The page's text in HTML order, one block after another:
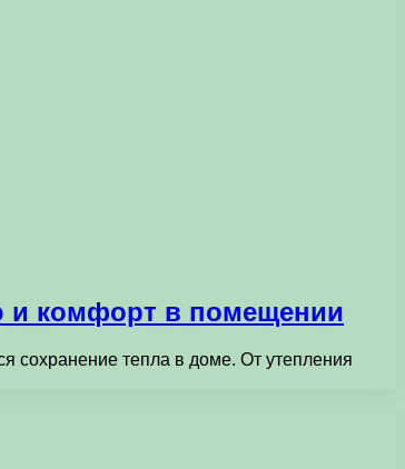
и комфорт в помещении
сохранение тепла в доме. От утепления